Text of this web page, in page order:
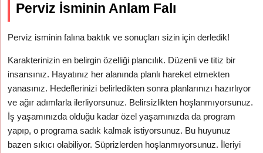
Perviz İsminin Anlam Falı
Perviz isminin falına baktık ve sonuçları sizin için derledik!
Karakterinizin en belirgin özelliği plancılık. Düzenli ve titiz bir
insansınız. Hayatınız her alanında planlı hareket etmekten
yanasınız. Hedeflerinizi belirledikten sonra planlarınızı hazırlıyor
ve ağır adımlarla ilerliyorsunuz. Belirsizlikten hoşlanmıyorsunuz.
İş yaşamınızda olduğu kadar özel yaşamınızda da program
yapıp, o programa sadık kalmak istiyorsunuz. Bu huyunuz
bazen sıkıcı olabiliyor. Süprizlerden hoşlanmıyorsunuz. İleriyi